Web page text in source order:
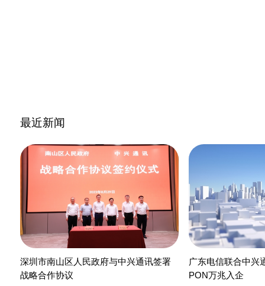
最近新闻
深圳市南山区人民政府与中兴通讯签署
战略合作协议
广东电信联合中兴
PON万兆入企